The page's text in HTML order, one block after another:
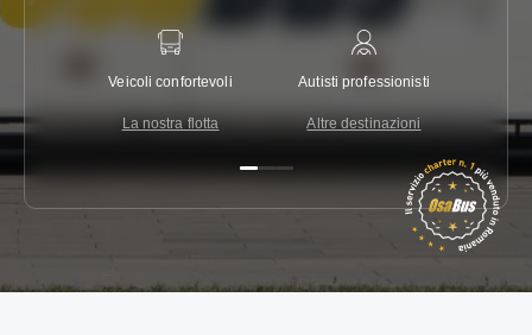
Veicoli confortevoli
La nostra flotta
Autisti professionisti
Altre destinazioni